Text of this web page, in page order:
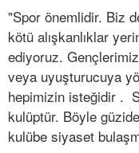
"Spor önemlidir. Biz
kötü alışkanlıklar
ediyoruz.
veya uyuşturucuya
hepimizin isteğidir .
kulüptür. Böyle
kulübe siyaset